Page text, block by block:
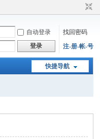
自动登录
找回密码
登录 注-册-帐-号
快捷导航